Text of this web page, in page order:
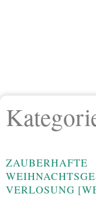
ZAUBERHAFTE
VERLOSUNG